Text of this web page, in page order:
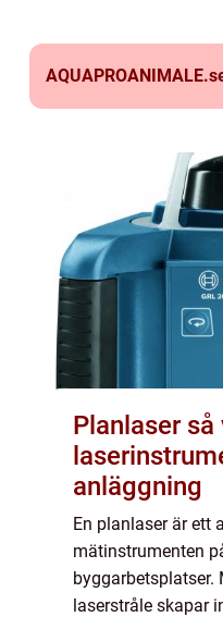
AQUAPROANIMALE.
Planlaser så väljer du rätt
anläggning
En planlaser är ett
mätinstrumenten
byggarbetsplatser.
laserstråle skapar